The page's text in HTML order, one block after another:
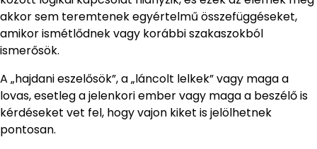
akkor sem teremtenek egyértelmű összefüggéseket,
amikor ismétlődnek vagy korábbi szakaszokból
ismerősök.
A „hajdani eszelősök”, a „láncolt lelkek” vagy maga a
lovas, esetleg a jelenkori ember vagy maga a beszélő is
kérdéseket vet fel, hogy vajon kiket is jelölhetnek
pontosan.